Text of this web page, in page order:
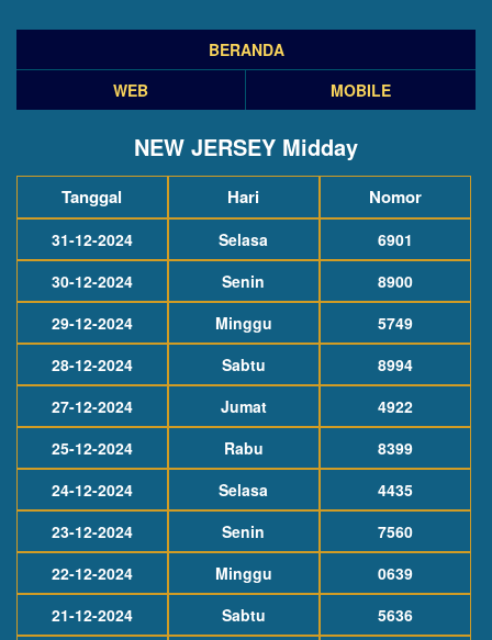
BERANDA
WEB
MOBILE
NEW JERSEY Midday
Tanggal Hari Nomor
31-12-2024 Selasa
6901
30-12-2024
Senin
8900
29-12-2024
Minggu
5749
28-12-2024
Sabtu
8994
27-12-2024
Jumat
4922
25-12-2024
Rabu
8399
24-12-2024
Selasa
4435
23-12-2024
Senin
7560
22-12-2024
Minggu
0639
21-12-2024
Sabtu 5636